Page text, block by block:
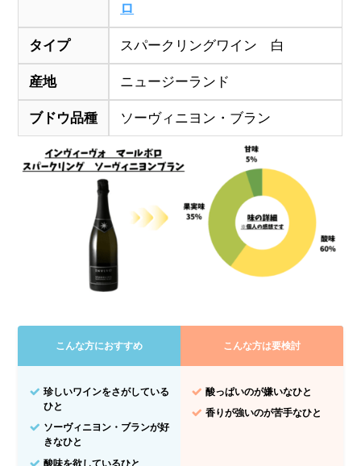
ロ
タイプ スパークリングワイン 白
産地 ニュージーランド
ブドウ品種 ソーヴィニヨン・ブラン
こんな方におすすめ こんな方は要検討
珍しいワインをさがしている
ひと
ソーヴィニヨン・ブランが好
きなひと
酸味を欲しているひと
酸っぱいのが嫌いなひと
香りが強いのが苦手なひと